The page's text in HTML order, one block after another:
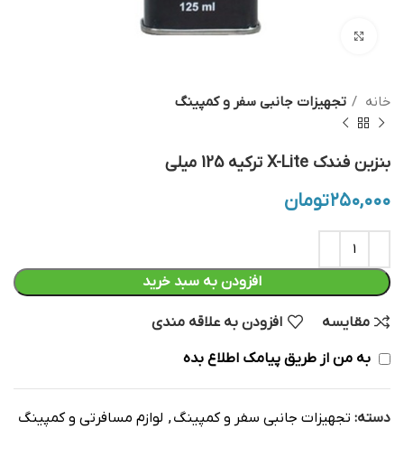
خانه تجهیزات جانبی سفر و کمپینگ
بنزین فندک X-Lite ترکیه 125 میلی
۲۵۰,۰۰۰تومان
افزودن به سبد خرید
مقایسه افزودن به علاقه مندی
به من از طریق پیامک اطلاع بده
دسته: تجهیزات جانبی سفر و کمپینگ, لوازم مسافرتی و کمپینگ